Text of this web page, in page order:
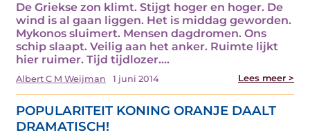
De Griekse zon klimt. Stijgt hoger en hoger. De
wind is al gaan liggen. Het is middag geworden.
Mykonos sluimert. Mensen dagdromen. Ons
schip slaapt. Veilig aan het anker. Ruimte lijkt
hier ruimer. Tijd tijdlozer.…
Albert C M Weijman 1 juni 2014 Lees meer >
POPULARITEIT KONING ORANJE DAALT
DRAMATISCH!